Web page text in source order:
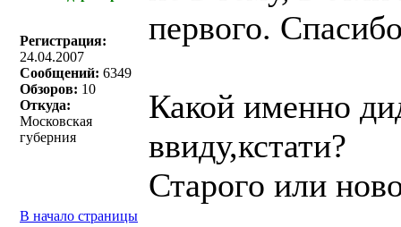
Регистрация:
24.04.2007
Сообщений: 6349
Обзоров: 10
Откуда:
Московская
губерния
первого.
Какой именно
ввиду,кстати?
Старого или
В начало страницы